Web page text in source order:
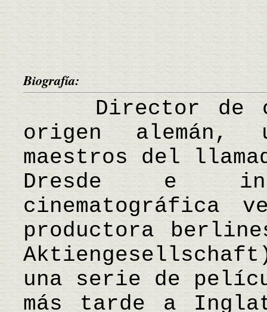
Biografía:
Director de
origen alemán,
maestros del
Dresde e
cinematográfica
productora
una serie de
más tarde a